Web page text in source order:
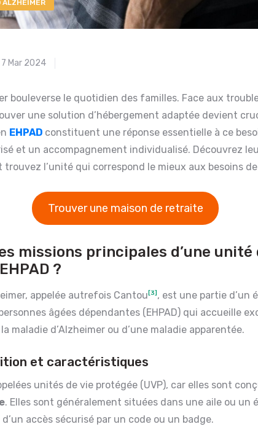
ALZHEIMER
7 Mar 2024
bouleverse le quotidien des familles. Face aux
une solution d’hébergement adaptée devient
EHPAD constituent une réponse essentielle à ce
et un accompagnement individualisé. Découvrez
l’unité qui correspond le mieux aux besoins
Trouver une maison de retraite
missions principales d’une unité
?
appelée autrefois Cantou [3] , est une partie d’un
âgées dépendantes (EHPAD) qui accueille
maladie d’Alzheimer ou d’une maladie apparentée.
et caractéristiques
unités de vie protégée (UVP), car elles sont
. Elles sont généralement situées dans une aile ou un
d’un accès sécurisé par un code ou un badge.